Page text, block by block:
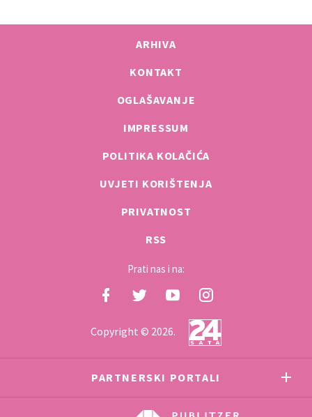
ARHIVA
KONTAKT
OGLAŠAVANJE
IMPRESSUM
POLITIKA KOLAČIĆA
UVJETI KORIŠTENJA
PRIVATNOST
RSS
Prati nas i na:
Copyright © 2026.
PARTNERSKI PORTALI